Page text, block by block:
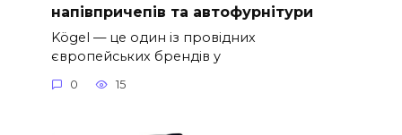
напівпричепів та автофурнітури
Kögel — це один із провідних
європейських брендів у
0 15